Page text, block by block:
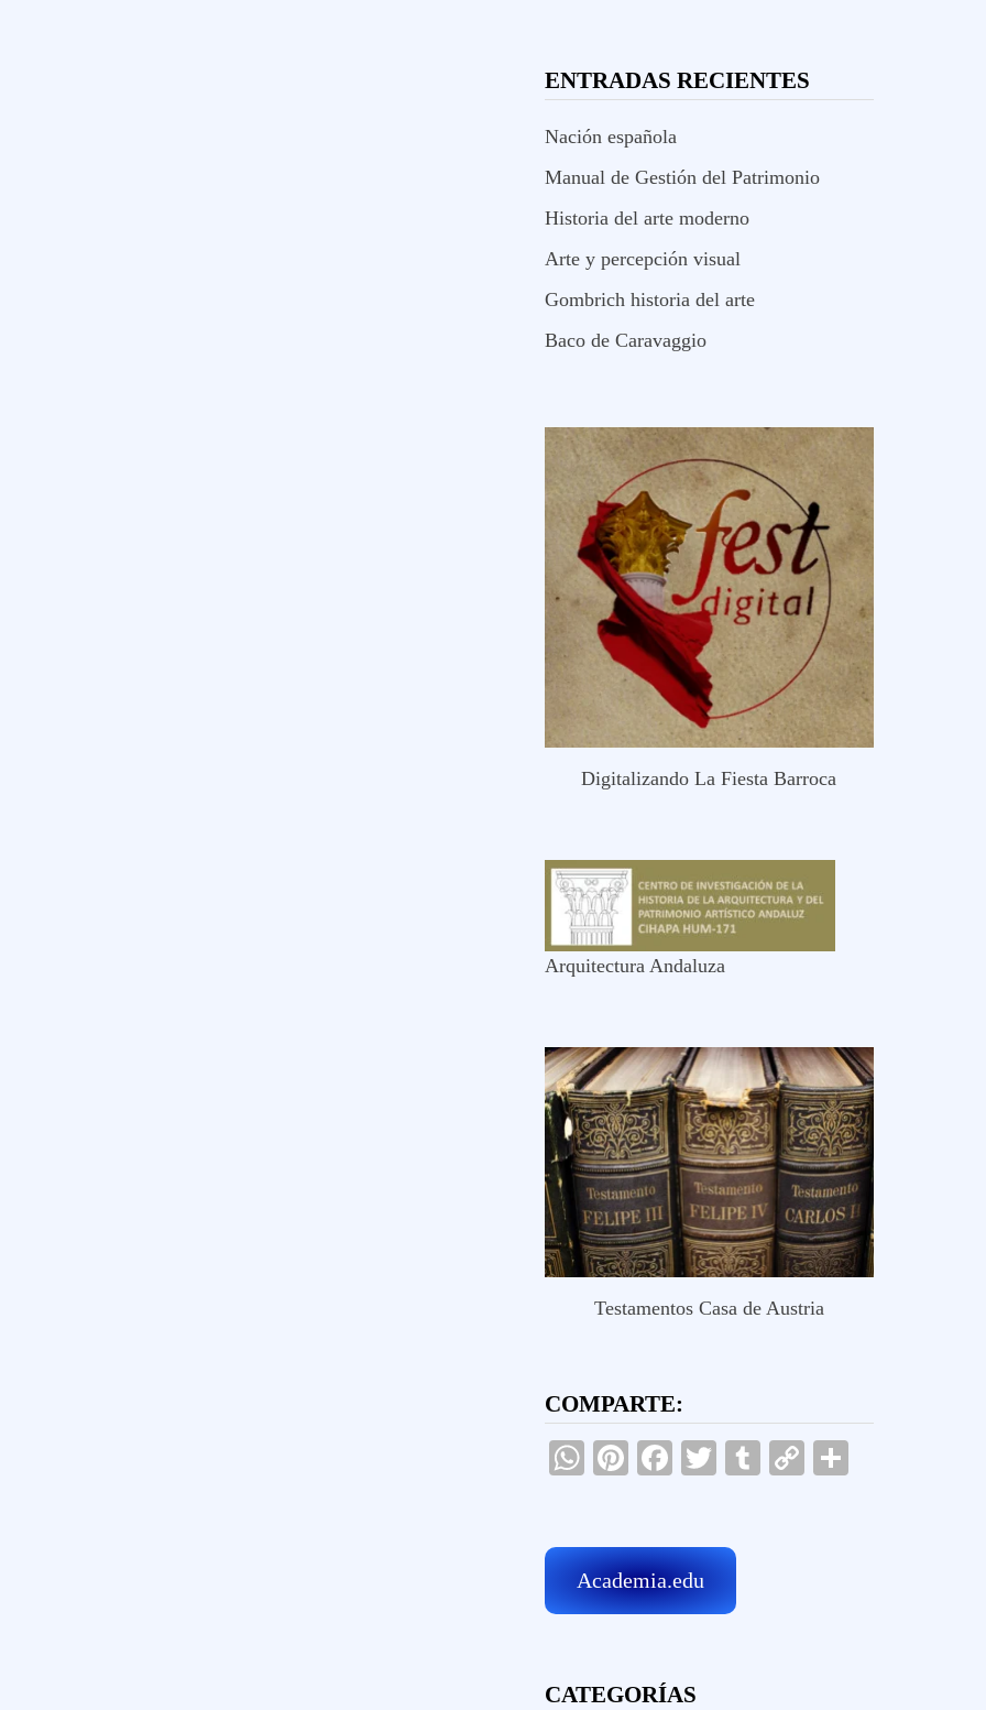
ENTRADAS RECIENTES
Nación española
Manual de Gestión del Patrimonio
Historia del arte moderno
Arte y percepción visual
Gombrich historia del arte
Baco de Caravaggio
Digitalizando La Fiesta Barroca
Arquitectura Andaluza
Testamentos Casa de Austria
COMPARTE:
WhatsApp
Pinterest
Facebook
TwitterTumblr
Copy
Academia.edu
CATEGORÍAS